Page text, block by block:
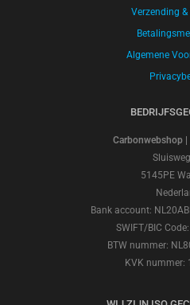
Verzending &
Algemene
Carbonwebshop |
5145PE
Bank account:
SWIFT/BIC
BTW nummer:
KVK nummer: